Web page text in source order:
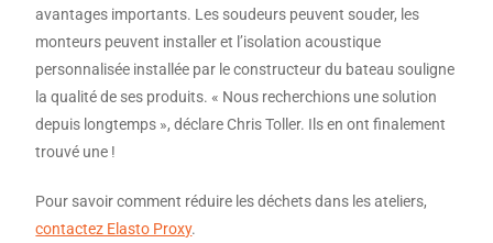
avantages importants. Les soudeurs peuvent souder, les
monteurs peuvent installer et l’isolation acoustique
personnalisée installée par le constructeur du bateau souligne
la qualité de ses produits. « Nous recherchions une solution
depuis longtemps », déclare Chris Toller. Ils en ont finalement
trouvé une !
Pour savoir comment réduire les déchets dans les ateliers,
contactez Elasto Proxy.